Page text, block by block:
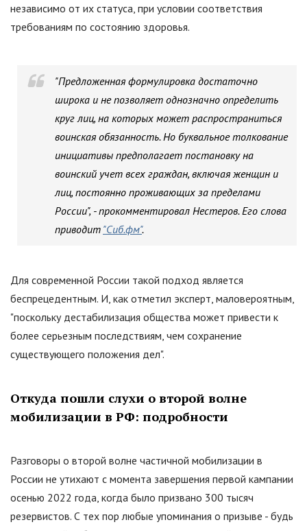
независимо от их статуса, при условии соответствия
требованиям по состоянию здоровья.
"Предложенная формулировка достаточно
широка и не позволяет однозначно определить
круг лиц, на которых может распространиться
воинская обязанность. Но буквальное толкование
инициативы предполагает постановку на
воинский учет всех граждан, включая женщин и
лиц, постоянно проживающих за пределами
России", - прокомментировал Нестеров. Его слова
приводит "Сиб.фм".
Для современной России такой подход является
беспрецедентным. И, как отметил эксперт, маловероятным,
"поскольку дестабилизация общества может привести к
более серьезным последствиям, чем сохранение
существующего положения дел".
Откуда пошли слухи о второй волне
мобилизации в РФ: подробности
Разговоры о второй волне частичной мобилизации в
России не утихают с момента завершения первой кампании
осенью 2022 года, когда было призвано 300 тысяч
резервистов. С тех пор любые упоминания о призыве - будь